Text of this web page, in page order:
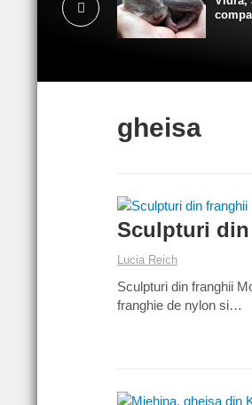
gheisa
Sculpturi
Lucia Reich
Sculpturi din franghii
franghie de nylon si…